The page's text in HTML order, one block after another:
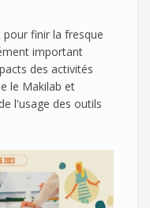
pour finir la fresque
important
des activités
le Makilab et
l'usage des outils